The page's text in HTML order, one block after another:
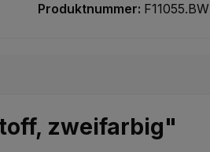
Produktnummer: F11055.BW
zweifarbig"